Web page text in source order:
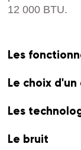
12 000 BTU.
Les
Le choix
Les
Le bruit